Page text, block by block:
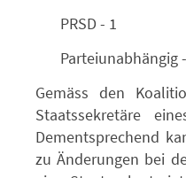
PRSD - 1
Parteiunabhängig
Gemäss den
Staatssekretäre
Dementsprechend
zu Änderungen bei